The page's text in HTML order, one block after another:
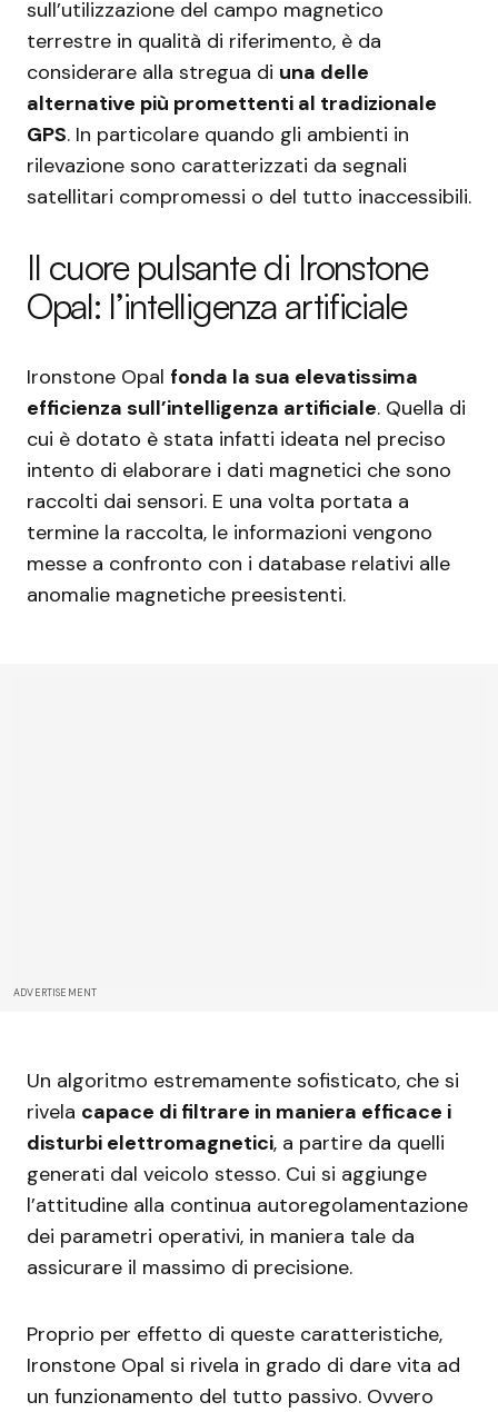
sull’utilizzazione del campo magnetico
terrestre in qualità di riferimento, è da
considerare alla stregua di una delle
alternative più promettenti al tradizionale
GPS. In particolare quando gli ambienti in
rilevazione sono caratterizzati da segnali
satellitari compromessi o del tutto inaccessibili.
Il cuore pulsante di Ironstone
Opal: l’intelligenza artificiale
Ironstone Opal fonda la sua elevatissima
efficienza sull’intelligenza artificiale. Quella di
cui è dotato è stata infatti ideata nel preciso
intento di elaborare i dati magnetici che sono
raccolti dai sensori. E una volta portata a
termine la raccolta, le informazioni vengono
messe a confronto con i database relativi alle
anomalie magnetiche preesistenti.
ADVERTISEMENT
Un algoritmo estremamente sofisticato, che si
rivela capace di filtrare in maniera efficace i
disturbi elettromagnetici, a partire da quelli
generati dal veicolo stesso. Cui si aggiunge
l’attitudine alla continua autoregolamentazione
dei parametri operativi, in maniera tale da
assicurare il massimo di precisione.
Proprio per effetto di queste caratteristiche,
Ironstone Opal si rivela in grado di dare vita ad
un funzionamento del tutto passivo. Ovvero